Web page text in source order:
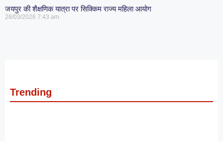
जयपुर की शैक्षणिक यात्रा पर सिक्किम राज्य महिला आयोग
28/03/2026 7:43 am
Trending